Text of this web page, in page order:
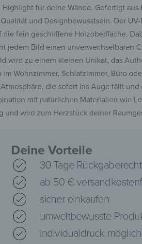
für deine Wände. Gefertigt
und Designbewusstsein. Der
die fein geschliffene Holzoberfläche.
jedem Bild einen unverwechselbaren
wird zu einem kleinen Unikat, das
im Wohnzimmer, Schlafzimmer, Büro
die sofort ins Auge fällt und
mit natürlichen Materialien wie
und wird zum Herzstück deiner
Deine Vorteile
30 Tage Rückgaberecht
ab 50 €
sicher einkaufen
umweltbewusste
Individualdruck möglich